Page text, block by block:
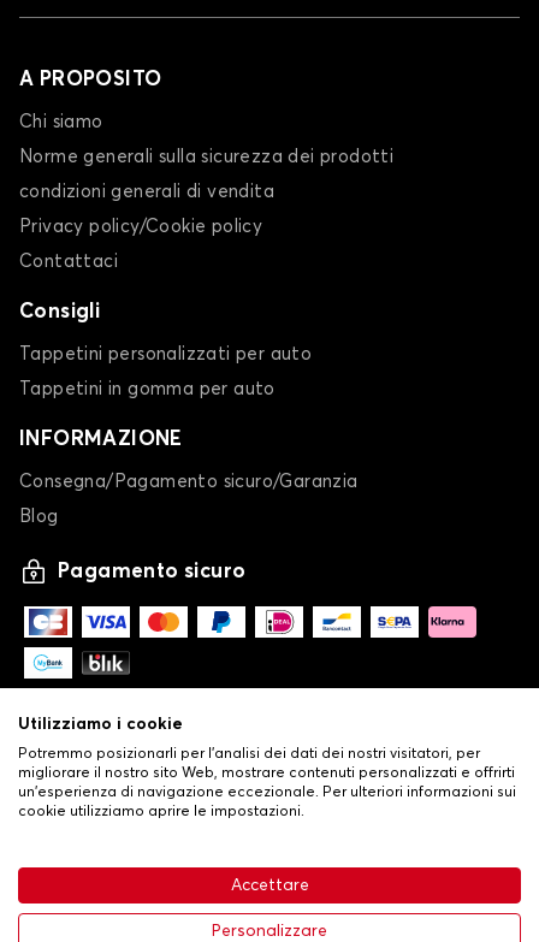
63,99 € Aggiungi al carrello
A PROPOSITO
Chi siamo
Norme generali sulla sicurezza dei prodotti
condizioni generali di vendita
Privacy policy/Cookie policy
Contattaci
Consigli
Tappetini personalizzati per auto
Tappetini in gomma per auto
INFORMAZIONE
Consegna/Pagamento sicuro/Garanzia
Blog
Pagamento sicuro
Condizioni generali di vendita•
Politica sulla privacy e sui cookie•Livraison
Utilizziamo i cookie
Potremmo posizionarli per l'analisi dei dati dei nostri visitatori, per
migliorare il nostro sito Web, mostrare contenuti personalizzati e offrirti
un'esperienza di navigazione eccezionale. Per ulteriori informazioni sui
cookie utilizziamo aprire le impostazioni.
Accettare
Personalizzare